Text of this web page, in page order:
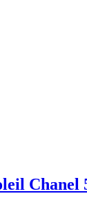
Chanel